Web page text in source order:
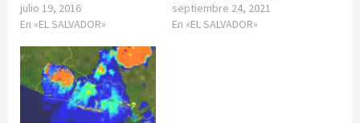
julio 19, 2016
En «EL SALVADOR»
septiembre 24, 2021
En «EL SALVADOR»